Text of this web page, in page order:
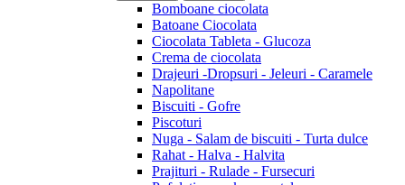
Bomboane ciocolata
Batoane Ciocolata
Ciocolata Tableta - Glucoza
Crema de ciocolata
Drajeuri -Dropsuri - Jeleuri - Caramele
Napolitane
Biscuiti - Gofre
Piscoturi
Nuga - Salam de biscuiti - Turta dulce
Rahat - Halva - Halvita
Prajituri - Rulade - Fursecuri